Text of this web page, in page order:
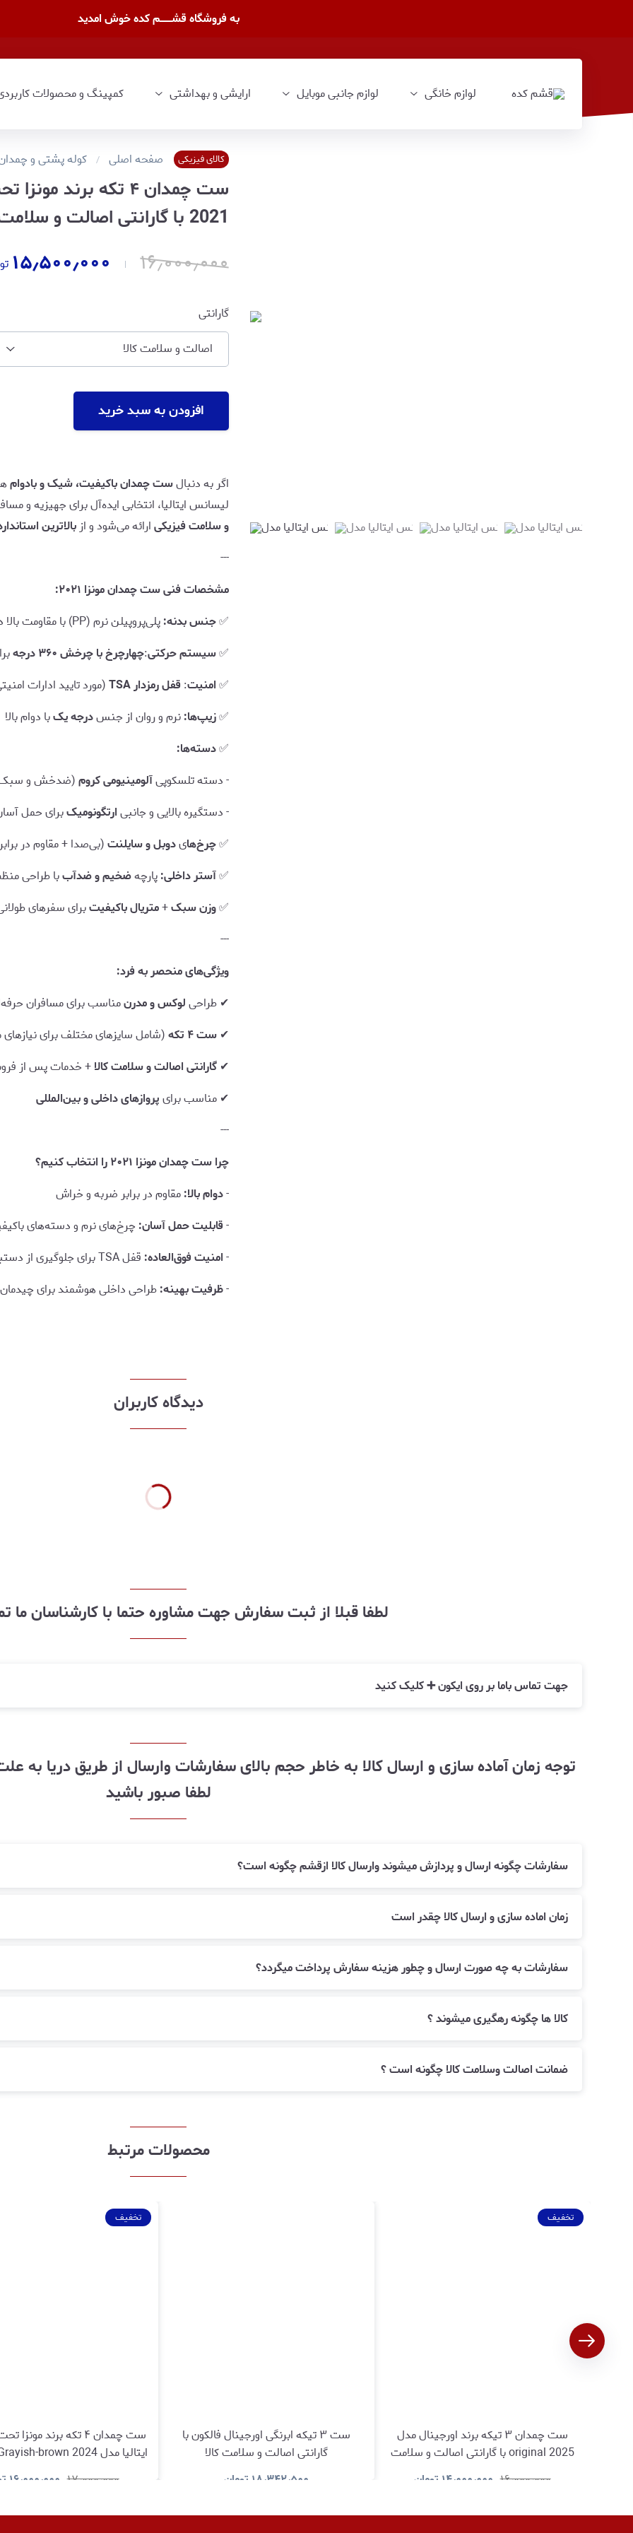
به فروشگاه قشــــــــم کده خوش امدید
لوازم خانگی لوازم جانبی موبایل ارایشی و بهداشتی کمپینگ و محصولات
کالای فیزیکی صفحه اصلی کوله پشتی و
2021 با گارانتی اصالت و سلامت کالا
۱۶٫۰۰۰٫۰۰۰ ۱۵٫۵۰۰٫۰۰۰
گارانتی
اصالت و سلامت کالا
افزودن به سبد خرید
اگر به دنبالست چمدان باکیفیت، شیک و بادوام
لیسانس ایتالیا، انتخابی ایده‌آل برای جهیزیه
و سلامت فیزیکیارائه می‌شود و از بالاترین
---
مشخصات فنی ست چمدان مونزا ۲۰۲۱:
✅جنس بدنه:پلی‌پروپیلن نرم (PP) با مقاومت بالا در برابر ضربه
✅سیستم حرکتی:چهارچرخ با چرخش ۳۶۰ درجه
✅امنیت: قفل رمزدار TSA
(مورد تایید ادارات
✅زیپ‌ها:نرم و روان از جنسدرجه یکبا دوام بالا
✅دسته‌ها:
- دسته تلسکوپیآلومینیومی کروم(ضدخش و
- دستگیره بالایی و جانبیارتگونومیکبرای حمل
✅چرخ‌هایدوبل و سایلنت(بی‌صدا + مقاوم در
✅آستر داخلی:پارچهضخیم و ضدآببا طراحی
✅وزن سبک+متریال باکیفیتبرای سفرهای
---
ویژگی‌های منحصر به فرد:
✔ طراحیلوکس و مدرنمناسب برای مسافران
✔ ست ۴ تکه
(شامل سایزهای مختلف برای
✔ گارانتی اصالت و سلامت کالا+ خدمات پس از
✔ مناسب برایپروازهای داخلی و بین‌المللی
---
چرا ست چمدان مونزا ۲۰۲۱ را انتخاب کنیم؟
-دوام بالا:مقاوم در برابر ضربه و خراش
-قابلیت حمل آسان: چرخ‌های نرم و دسته‌های
-امنیت فوق‌العاده: قفل TSA برای جلوگیری از دستبرد
-ظرفیت بهینه:طراحی داخلی هوشمند برای
دیدگاه کاربران
لطفا قبلا از ثبت سفارش جهت مشاوره حتما با کارشناسان ما
جهت تماس باما بر روی ایکون ➕ کلیک کنید
لطفا صبور باشید
سفارشات چگونه ارسال و پردازش میشوند وارسال کالا ازقشم چگونه است؟
زمان اماده سازی و ارسال کالا چقدر است
سفارشات به چه صورت ارسال و چطور هزینه سفارش پرداخت میگردد؟
کالا ها چگونه رهگیری میشوند ؟
ضمانت اصالت وسلامت کالا چگونه است ؟
محصولات مرتبط
تخفیف
ست چمدان ۳ تیکه برند اورجینال مدل
original 2025 با گارانتی اصالت و سلامت
۱۶٫۰۰۰٫۰۰۰ ۱۴٫۰۰۰٫۰۰۰ تومان
ست ۳ تیکه ابرنگی اورجینال فالکون با
گارانتی اصالت و سلامت کالا
۱۸٫۳۴۲٫۵۰۰ تومان
تخفیف
ست چمدان ۴ تکه برند
گارانتی اصالت و سلامت
۱۷٫۰۰۰٫۰۰۰ ۱۶٫۰۰۰٫۰۰۰